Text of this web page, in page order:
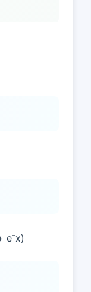
e-x)